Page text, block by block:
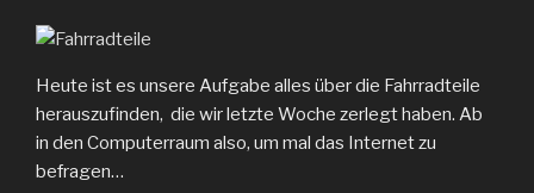
Heute ist es unsere Aufgabe alles über die Fahrradteile
herauszufinden, die wir letzte Woche zerlegt haben. Ab
in den Computerraum also, um mal das Internet zu
befragen…